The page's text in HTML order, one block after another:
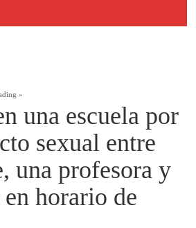
»
una escuela por
sexual entre
una profesora y
horario de